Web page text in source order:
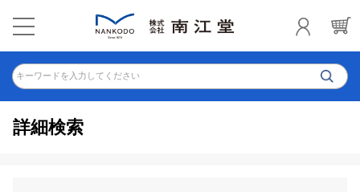
キーワードを入力してください
詳細検索